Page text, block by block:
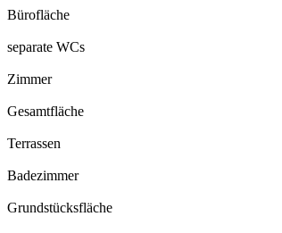
Bürofläche
separate WCs
Zimmer
Gesamtfläche
Terrassen
Badezimmer
Grundstücksfläche